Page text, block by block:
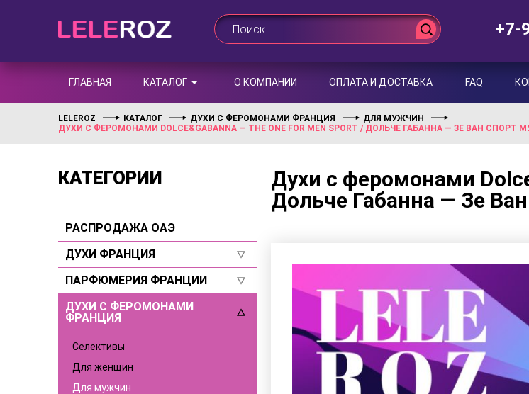
+7-
ГЛАВНАЯ КАТАЛОГ О КОМПАНИИ ОПЛАТА И ДОСТАВКА FAQ
LELEROZ КАТАЛОГ ДУХИ С ФЕРОМОНАМИ ФРАНЦИЯ
ДЛЯ МУЖЧИН
ДУХИ С ФЕРОМОНАМИ DOLCE&GABANNA — THE ONE FOR MEN SPORT / ДОЛЬЧЕ ГАБАННА — ЗЕ ВАН СПОРТ
КАТЕГОРИИ
РАСПРОДАЖА ОАЭ
ДУХИ ФРАНЦИЯ
Для женщин
Для мужчин
Селективы
ПАРФЮМЕРИЯ ФРАНЦИИ
Для женщин
Селективы
ДУХИ С ФЕРОМОНАМИ
ФРАНЦИЯ
Селективы
Для женщин
Для мужчин
Духи с феромонами
Дольче Габанна — Зе